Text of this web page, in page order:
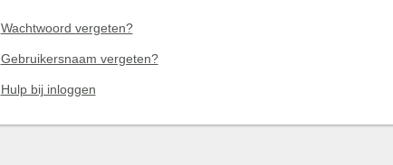
Wachtwoord vergeten?
Gebruikersnaam vergeten?
Hulp bij inloggen